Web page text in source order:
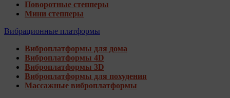
Поворотные степперы
Мини степперы
Вибрационные платформы
Виброплатформы для дома
Виброплатформы 4D
Виброплатформы 3D
Виброплатформы для похудения
Массажные виброплатформы